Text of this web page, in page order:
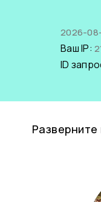
2026-
Ваш IP:
ID